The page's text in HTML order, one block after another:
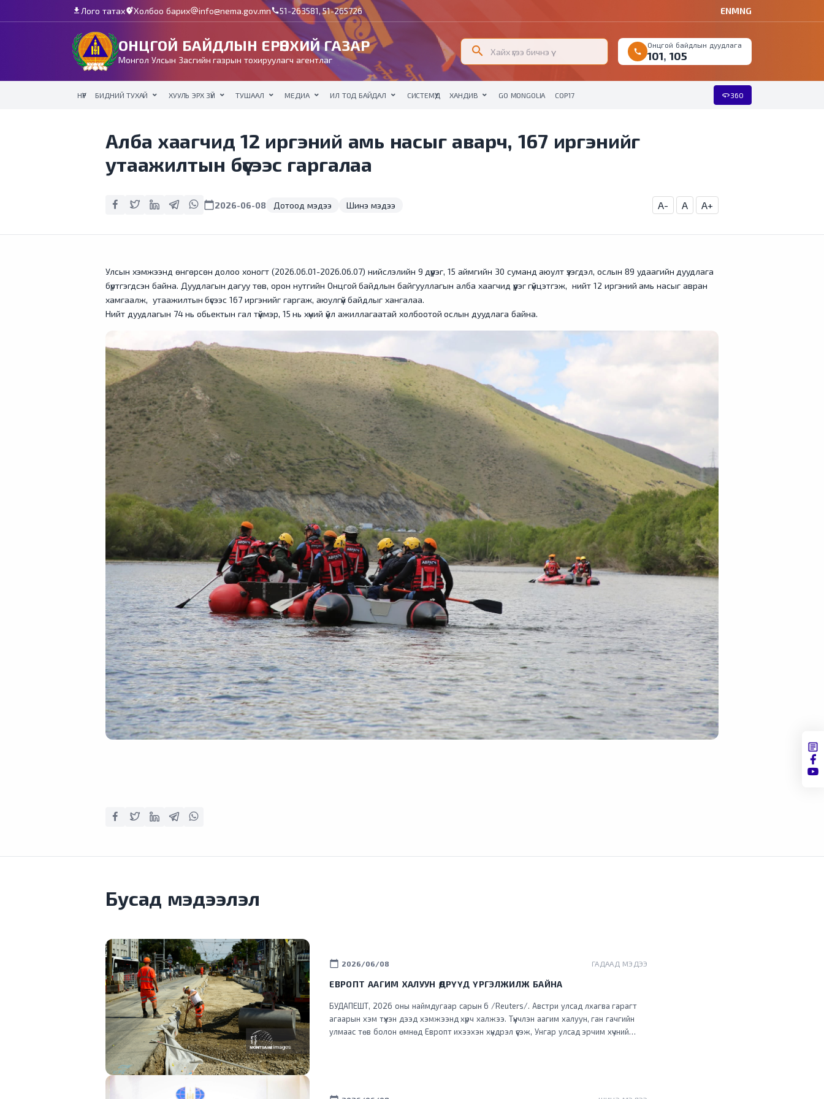
download Лого татахadd_location_altХолбоо барихalternate_emailinfo@nema.gov.mncall51-263581, 51-265726 ENMNG
ОНЦГОЙ БАЙДЛЫН ЕРӨНХИЙ ГАЗАР
Монгол Улсын Засгийн газрын тохируулагч агентлаг
search call
Онцгой байдлын дуудлага
101,105
НҮҮР БИДНИЙ ТУХАЙ ХУУЛЬ ЭРХ ЗҮЙ ТУШААЛ МЕДИА ИЛ ТОД БАЙДАЛ СИСТЕМҮҮД ХАНДИВ GO MONGOLIA COP17 360360
Алба хаагчид 12 иргэний амь насыг аварч, 167 иргэнийг
утаажилтын бүсээс гаргалаа
calendar_today2026-06-08 Дотоод мэдээ Шинэ мэдээ A- A A+
Улсын хэмжээнд өнгөрсөн долоо хоногт (2026.06.01-2026.06.07) нийслэлийн 9 дүүрэг, 15 аймгийн 30 суманд аюулт үзэгдэл, ослын 89 удаагийн дуудлага
бүртгэгдсэн байна. Дуудлагын дагуу төв, орон нутгийн Онцгой байдлын байгууллагын алба хаагчид үүрэг гүйцэтгэж, нийт 12 иргэний амь насыг авран
хамгаалж, утаажилтын бүсээс 167 иргэнийг гаргаж, аюулгүй байдлыг хангалаа.
Нийт дуудлагын 74 нь обьектын гал түймэр, 15 нь хүний үйл ажиллагаатай холбоотой ослын дуудлага байна.
Бусад мэдээлэл
calendar_today 2026/06/08 ГАДААД МЭДЭЭ
ЕВРОПТ ААГИМ ХАЛУУН ӨДРҮҮД ҮРГЭЛЖИЛЖ БАЙНА
БУДАПЕШТ, 2026 оны наймдугаар сарын 6 /Reuters/. Австри улсад лхагва гарагт
агаарын хэм түүхэн дээд хэмжээнд хүрч халжээ. Түүнчлэн аагим халуун, ган гачгийн
улмаас төв болон өмнөд Европт ихээхэн хүндрэл үүсэж, Унгар улсад эрчим хүчний
зарлажээ. Албани улсын онцгой байдлын албаныхан Маллакастер мужийн өмнөд